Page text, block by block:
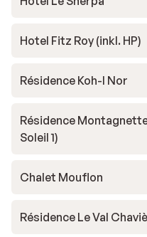
Hotel Fitz Roy (inkl. HP)
Résidence Koh-I Nor
Résidence
Soleil 1)
Chalet Mouflon
Résidence Le Val